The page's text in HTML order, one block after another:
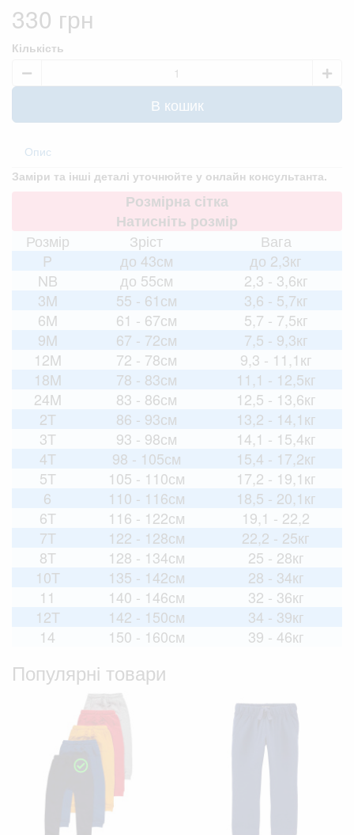
330 грн
Кількість
В кошик
Опис
Заміри та інші деталі уточнюйте у онлайн консультанта.
Розмірна сітка
Натисніть розмір
Розмір
Зріст
Вага
P
до 43см
до 2,3кг
NB
до 55см
2,3 - 3,6кг
3M
55 - 61см
3,6 - 5,7кг
6M
61 - 67см
5,7 - 7,5кг
9M
67 - 72см
7,5 - 9,3кг
12M
72 - 78см
9,3 - 11,1кг
18M
78 - 83см
11,1 - 12,5кг
24M
83 - 86см
12,5 - 13,6кг
2T
86 - 93см
13,2 - 14,1кг
3T
93 - 98см
14,1 - 15,4кг
4T
98 - 105см
15,4 - 17,2кг
5T
105 - 110см
17,2 - 19,1кг
6
110 - 116см
18,5 - 20,1кг
6T
116 - 122см
19,1 - 22,2
7T
122 - 128см
22,2 - 25кг
8T
128 - 134см
25 - 28кг
10T
135 - 142см
28 - 34кг
11
140 - 146см
32 - 36кг
12T
142 - 150см
34 - 39кг
14
150 - 160см 39 - 46кг
Популярні товари